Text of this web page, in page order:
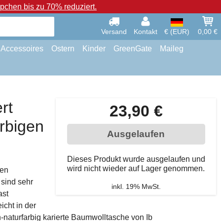
bis zu 70% reduziert.
Versand Kontakt € (EUR) 0,00 €
Accessoires Ostern Kinder GreenGate Maileg
23,90 €
Ausgelaufen
Dieses Produkt wurde ausgelaufen und
wird nicht wieder auf Lager genommen.
inkl. 19% MwSt.
sehr
in der
karierte Baumwolltasche von Ib